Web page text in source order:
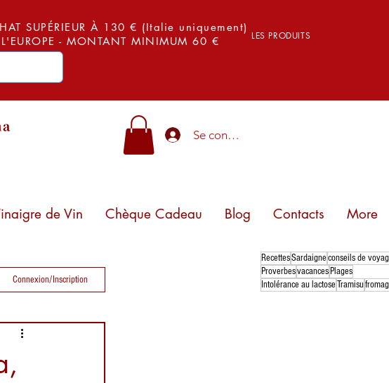
SUPÉRIEUR À 130 € (Italie uniquement)
L'EUROPE - MONTANT MINIMUM 60 €
LES PRODUITS
Se connecter
de Vin Chèque Cadeau Blog Contacts More
Connexion/Inscription
RecettesSardaigneconseils de
Proverbesvacances Plages
Intolérance au lactoseTramisu